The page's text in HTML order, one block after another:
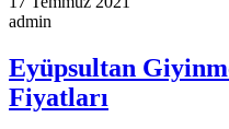
admin
Eyüpsultan
Fiyatları